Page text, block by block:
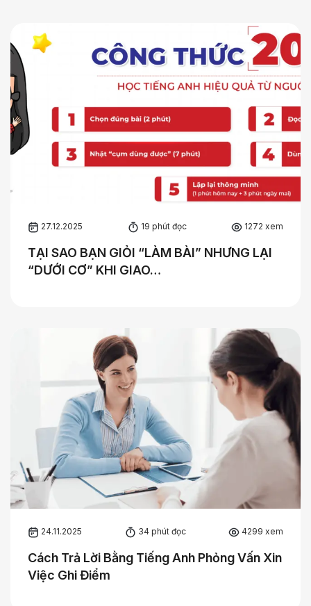
27.12.2025 19 phút đọc 1272 xem
TẠI SAO BẠN GIỎI “LÀM BÀI” NHƯNG LẠI
“DƯỚI CƠ” KHI GIAO…
24.11.2025 34 phút đọc 4299 xem
Cách Trả Lời Bằng Tiếng Anh Phỏng Vấn Xin
Việc Ghi Điểm